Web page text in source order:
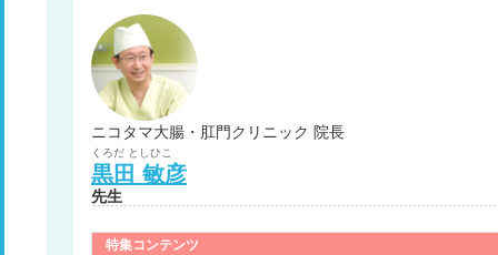
ニコタマ大腸・肛門クリニック 院長
くろだ としひこ
黒田 敏彦
先生
特集コンテンツ